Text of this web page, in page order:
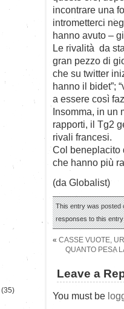
incontrare una
intrometterci
hanno avuto –
Le rivalità da
gran pezzo di
che su twitter
hanno il bidet”;
a essere così
Insomma, in un
rapporti, il Tg2
rivali francesi.
Col beneplacito
che hanno più
(da Globalist)
This entry was posted
responses to this
« CASSE VUOTE,
QUANTO PESA
Leave a
You must be
(35)